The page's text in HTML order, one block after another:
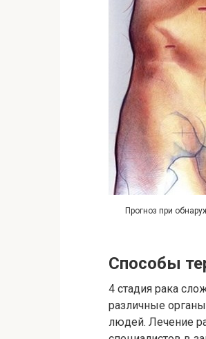
Прогноз при
Способы
4 стадия рака
различные
людей. Лечение